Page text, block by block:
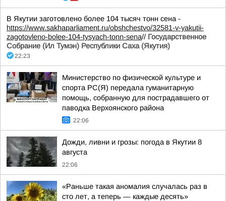
В Якутии заготовлено более 104 тысяч тонн сена -
https://www.sakhaparliament.ru/obshchestvo/32581-v-yakutii-
zagotovleno-bolee-104-tysyach-tonn-sena// Государственное
Собрание (Ил Тумэн) Республики Саха (Якутия)
22:23
Министерство по физической культуре и
спорта РС(Я) передала гуманитарную
помощь, собранную для пострадавшего от
паводка Верхоянского района
22:06
Дожди, ливни и грозы: погода в Якутии 8
августа
22:06
«Раньше такая аномалия случалась раз в
сто лет, а теперь — каждые десять»